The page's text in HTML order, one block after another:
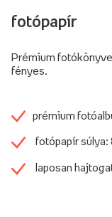
fotópapír
Prémium
fényes.
prémium
fotópapír súlya:
laposan